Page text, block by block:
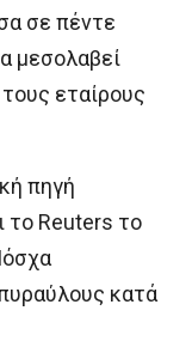
σε πέντε
μεσολαβεί
εταίρους
πηγή
το Reuters το
κατά